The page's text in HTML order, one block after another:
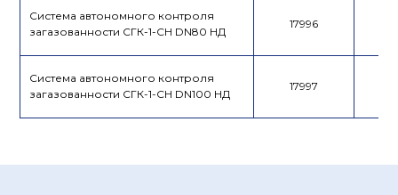
Система автономного контроля
загазованности СГК-1-CH DN80 НД
17996
Система автономного контроля
загазованности СГК-1-CH DN100 НД
17997